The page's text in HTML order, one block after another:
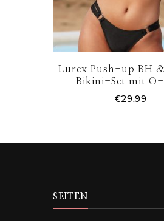
Lurex Push-up BH
Bikini-Set mit O-
€29.99
SEITEN